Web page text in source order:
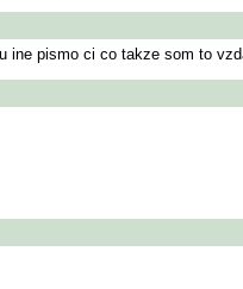
ine pismo ci co takze som to